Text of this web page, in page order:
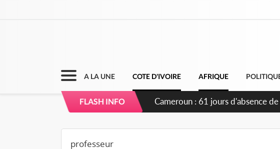
A LA UNE COTE D'IVOIRE AFRIQUE
FLASH INFO Côte d'Ivoire : Fin de la pagaille